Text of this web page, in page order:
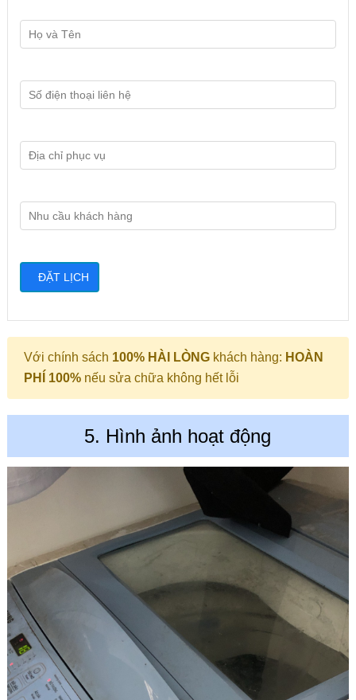
Với chính sách 100% HÀI LÒNGkhách hàng: HOÀN
PHÍ 100%nếu sửa chữa không hết lỗi
5. Hình ảnh hoạt động